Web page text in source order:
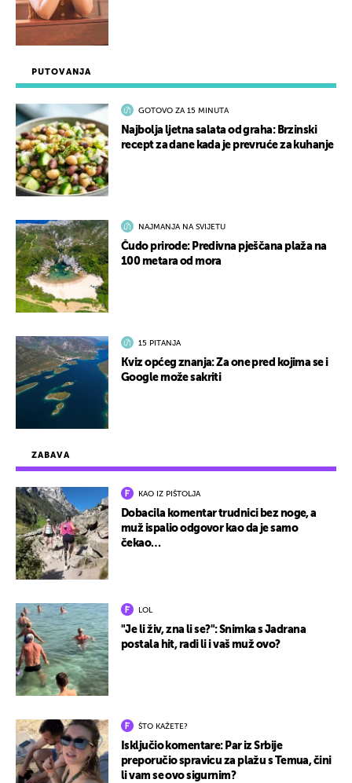
ZABAVA
KAO IZ PIŠTOLJA
Dobacila komentar trudnici bez noge, a
muž ispalio odgovor kao da je samo
čekao…
LOL
"Je li živ, zna li se?": Snimka s Jadrana
postala hit, radi li i vaš muž ovo?
ŠTO KAŽETE?
Isključio komentare: Par iz Srbije
preporučio spravicu za plažu s Temua, čini
li vam se ovo sigurnim?
PUTOVANJA
GOTOVO ZA 15 MINUTA
Najbolja ljetna salata od graha: Brzinski
recept za dane kada je prevruće za kuhanje
NAJMANJA NA SVIJETU
Čudo prirode: Predivna pješčana plaža na
100 metara od mora
15 PITANJA
Kviz općeg znanja: Za one pred kojima se i
Google može sakriti